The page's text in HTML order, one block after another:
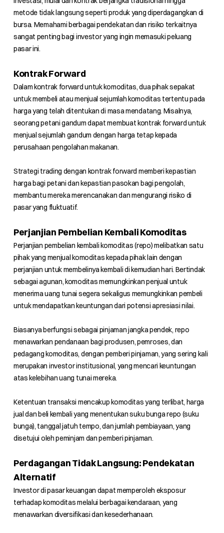
metode tidak langsung seperti produk yang diperdagangkan di
bursa. Memahami berbagai pendekatan dan risiko terkaitnya
sangat penting bagi investor yang ingin memasuki peluang
pasar ini.
Kontrak Forward
Dalam kontrak forward untuk komoditas, dua pihak sepakat
untuk membeli atau menjual sejumlah komoditas tertentu pada
harga yang telah ditentukan di masa mendatang. Misalnya,
seorang petani gandum dapat membuat kontrak forward untuk
menjual sejumlah gandum dengan harga tetap kepada
perusahaan pengolahan makanan.
Strategi trading dengan kontrak forward memberi kepastian
harga bagi petani dan kepastian pasokan bagi pengolah,
membantu mereka merencanakan dan mengurangi risiko di
pasar yang fluktuatif.
Perjanjian Pembelian Kembali Komoditas
Perjanjian pembelian kembali komoditas (repo) melibatkan satu
pihak yang menjual komoditas kepada pihak lain dengan
perjanjian untuk membelinya kembali di kemudian hari. Bertindak
sebagai agunan, komoditas memungkinkan penjual untuk
menerima uang tunai segera sekaligus memungkinkan pembeli
untuk mendapatkan keuntungan dari potensi apresiasi nilai.
Biasanya berfungsi sebagai pinjaman jangka pendek, repo
menawarkan pendanaan bagi produsen, pemroses, dan
pedagang komoditas, dengan pemberi pinjaman, yang sering kali
merupakan investor institusional, yang mencari keuntungan
atas kelebihan uang tunai mereka.
Ketentuan transaksi mencakup komoditas yang terlibat, harga
jual dan beli kembali yang menentukan suku bunga repo (suku
bunga), tanggal jatuh tempo, dan jumlah pembiayaan, yang
disetujui oleh peminjam dan pemberi pinjaman.
Perdagangan Tidak Langsung: Pendekatan
Alternatif
Investor di pasar keuangan dapat memperoleh eksposur
terhadap komoditas melalui berbagai kendaraan, yang
menawarkan diversifikasi dan kesederhanaan.